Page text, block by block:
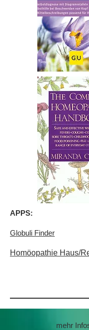
APPS:
Globuli Finder
Homöopathie Haus/
mehr